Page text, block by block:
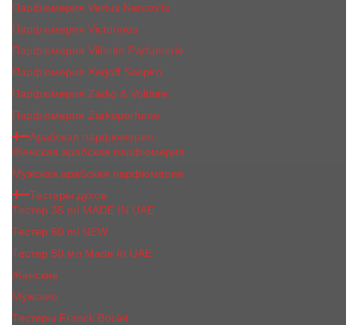
Парфюмерия Vertus Narcos'is
Парфюмерия Victorious
Парфюмерия Vilhelm Parfumerie
Парфюмерия Xerjoff Sospiro
Парфюмерия Zadig & Voltaire
Парфюмерия Zarkoperfume
Арабская парфюмерия
Женская арабская парфюмерия
Мужская арабская парфюмерия
Тестеры духов
Тестер 35 ml MADE IN UAE
Тестер 60 ml NEW
Тестер 50 мл Made In UAE
Женские
Мужские
Тестеры Franck Boclet